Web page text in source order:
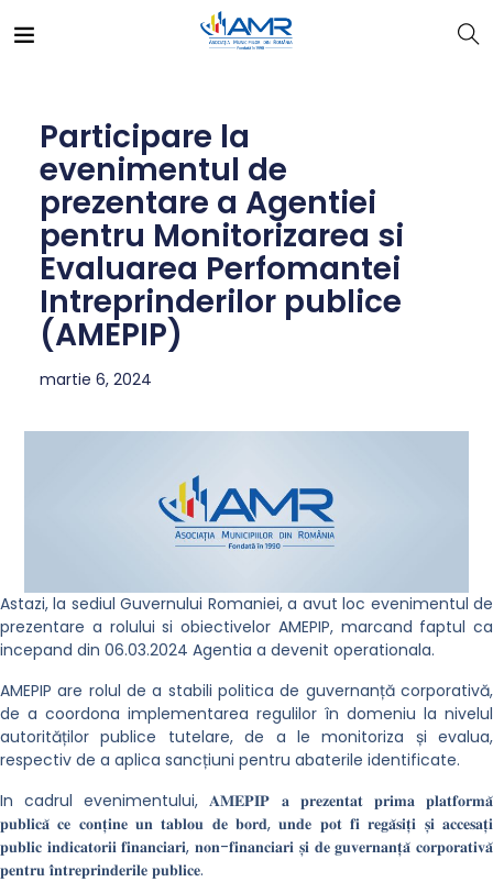
Participare la
evenimentul de
prezentare a Agentiei
pentru Monitorizarea si
Evaluarea Perfomantei
Intreprinderilor publice
(AMEPIP)
martie 6, 2024
Astazi, la sediul Guvernului Romaniei, a avut loc evenimentul de
prezentare a rolului si obiectivelor AMEPIP, marcand faptul ca
incepand din 06.03.2024 Agentia a devenit operationala.
AMEPIP are rolul de a stabili politica de guvernanță corporativă,
de a coordona implementarea regulilor în domeniu la nivelul
autorităților publice tutelare, de a le monitoriza și evalua,
respectiv de a aplica sancțiuni pentru abaterile identificate.
In cadrul evenimentului, 𝐀𝐌𝐄𝐏𝐈𝐏 𝐚 𝐩𝐫𝐞𝐳𝐞𝐧𝐭𝐚𝐭 𝐩𝐫𝐢𝐦𝐚 𝐩𝐥𝐚𝐭𝐟𝐨𝐫𝐦𝐚̆
𝐩𝐮𝐛𝐥𝐢𝐜𝐚̆ 𝐜𝐞 𝐜𝐨𝐧𝐭̦𝐢𝐧𝐞 𝐮𝐧 𝐭𝐚𝐛𝐥𝐨𝐮 𝐝𝐞 𝐛𝐨𝐫𝐝, 𝐮𝐧𝐝𝐞 𝐩𝐨𝐭 𝐟𝐢 𝐫𝐞𝐠𝐚̆𝐬𝐢𝐭̦𝐢 𝐬̦𝐢 𝐚𝐜𝐜𝐞𝐬𝐚𝐭̦𝐢
𝐩𝐮𝐛𝐥𝐢𝐜 𝐢𝐧𝐝𝐢𝐜𝐚𝐭𝐨𝐫𝐢𝐢 𝐟𝐢𝐧𝐚𝐧𝐜𝐢𝐚𝐫𝐢, 𝐧𝐨𝐧-𝐟𝐢𝐧𝐚𝐧𝐜𝐢𝐚𝐫𝐢 𝐬̦𝐢 𝐝𝐞 𝐠𝐮𝐯𝐞𝐫𝐧𝐚𝐧𝐭̦𝐚̆ 𝐜𝐨𝐫𝐩𝐨𝐫𝐚𝐭𝐢𝐯𝐚̆
𝐩𝐞𝐧𝐭𝐫𝐮 𝐢̂𝐧𝐭𝐫𝐞𝐩𝐫𝐢𝐧𝐝𝐞𝐫𝐢𝐥𝐞 𝐩𝐮𝐛𝐥𝐢𝐜𝐞.